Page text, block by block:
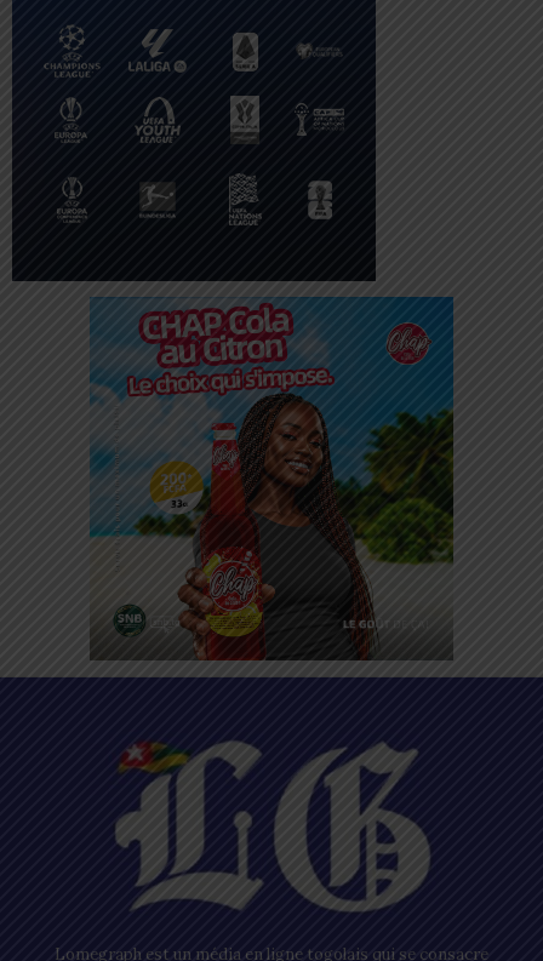
Lomegraph est un média en ligne togolais qui se consacre